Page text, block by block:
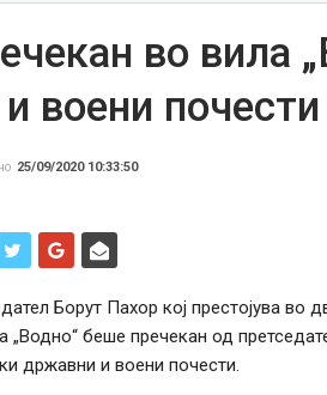
во вила
воени почести
25/09/2020 10:33:50
Борут Пахор кој престојува во
„Водно“ беше пречекан од
државни и воени почести.